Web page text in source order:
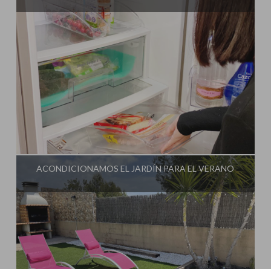
Influencer: Mami Crafter
ACONDICIONAMOS EL JARDÍN PARA EL VERANO